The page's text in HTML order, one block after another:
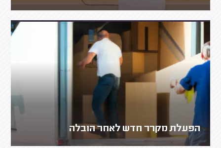
הפעלת מקרר חדש לאחר הובלה